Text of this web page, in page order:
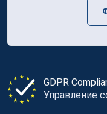
GDPR
Управление